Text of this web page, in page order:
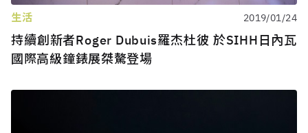
生活 2019/01/24
持續創新者Roger Dubuis羅杰杜彼 於SIHH日內瓦
國際高級鐘錶展桀驁登場